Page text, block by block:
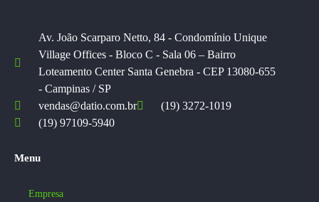
Av. João Scarparo Netto, 84 - Condomínio Unique
Village Offices - Bloco C - Sala 06 – Bairro
Loteamento Center Santa Genebra - CEP 13080-655
- Campinas / SP
vendas@datio.com.br
(19) 3272-1019
(19) 97109-5940
Menu
Empresa